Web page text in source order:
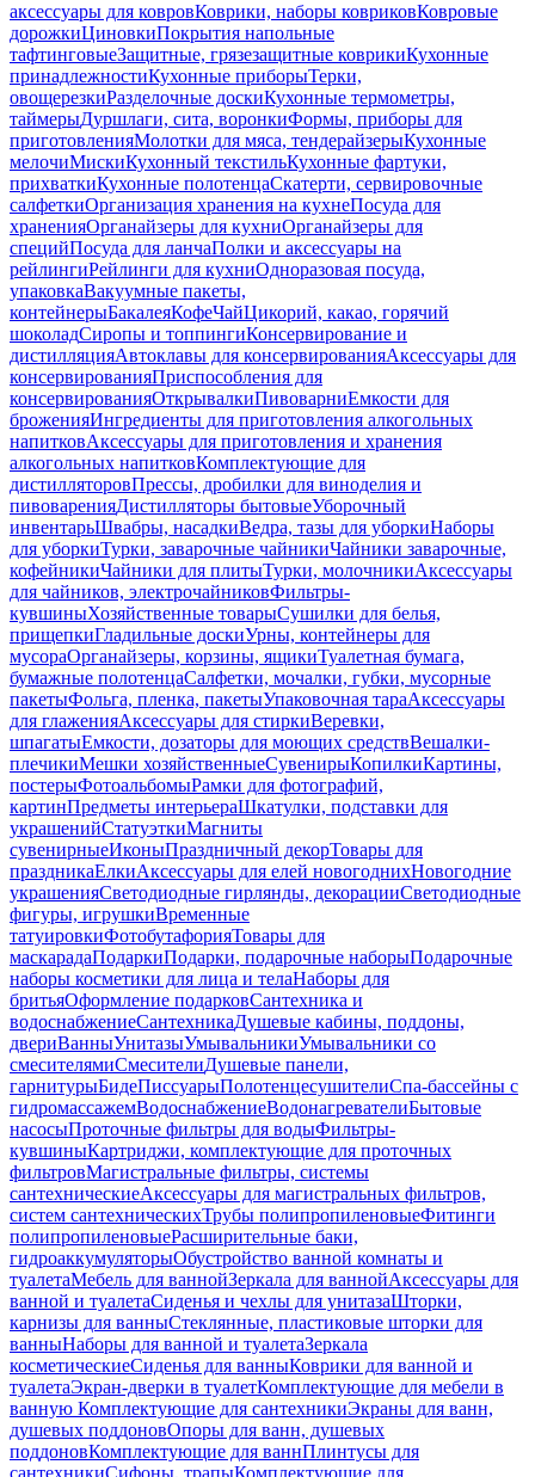
аксессуары для ковровКоврики, наборы ковриковКовровые
дорожкиЦиновкиПокрытия напольные
тафтинговыеЗащитные, грязезащитные коврикиКухонные
принадлежностиКухонные приборыТерки,
овощерезкиРазделочные доскиКухонные термометры,
таймерыДуршлаги, сита, воронкиФормы, приборы для
приготовленияМолотки для мяса, тендерайзерыКухонные
мелочиМискиКухонный текстильКухонные фартуки,
прихваткиКухонные полотенцаСкатерти, сервировочные
салфеткиОрганизация хранения на кухнеПосуда для
храненияОрганайзеры для кухниОрганайзеры для
специйПосуда для ланчаПолки и аксессуары на
рейлингиРейлинги для кухниОдноразовая посуда,
упаковкаВакуумные пакеты,
контейнерыБакалеяКофеЧайЦикорий, какао, горячий
шоколадСиропы и топпингиКонсервирование и
дистилляцияАвтоклавы для консервированияАксессуары для
консервированияПриспособления для
консервированияОткрывалкиПивоварниЕмкости для
броженияИнгредиенты для приготовления алкогольных
напитковАксессуары для приготовления и хранения
алкогольных напитковКомплектующие для
дистилляторовПрессы, дробилки для виноделия и
пивоваренияДистилляторы бытовыеУборочный
инвентарьШвабры, насадкиВедра, тазы для уборкиНаборы
для уборкиТурки, заварочные чайникиЧайники заварочные,
кофейникиЧайники для плитыТурки, молочникиАксессуары
для чайников, электрочайниковФильтры-
кувшиныХозяйственные товарыСушилки для белья,
прищепкиГладильные доскиУрны, контейнеры для
мусораОрганайзеры, корзины, ящикиТуалетная бумага,
бумажные полотенцаСалфетки, мочалки, губки, мусорные
пакетыФольга, пленка, пакетыУпаковочная тараАксессуары
для глаженияАксессуары для стиркиВеревки,
шпагатыЕмкости, дозаторы для моющих средствВешалки-
плечикиМешки хозяйственныеСувенирыКопилкиКартины,
постерыФотоальбомыРамки для фотографий,
картинПредметы интерьераШкатулки, подставки для
украшенийСтатуэткиМагниты
сувенирныеИконыПраздничный декорТовары для
праздникаЕлкиАксессуары для елей новогоднихНовогодние
украшенияСветодиодные гирлянды, декорацииСветодиодные
фигуры, игрушкиВременные
татуировкиФотобутафорияТовары для
маскарадаПодаркиПодарки, подарочные наборыПодарочные
наборы косметики для лица и телаНаборы для
бритьяОформление подарковСантехника и
водоснабжениеСантехникаДушевые кабины, поддоны,
двериВанныУнитазыУмывальникиУмывальники со
смесителямиСмесителиДушевые панели,
гарнитурыБидеПиссуарыПолотенцесушителиСпа-бассейны с
гидромассажемВодоснабжениеВодонагревателиБытовые
насосыПроточные фильтры для водыФильтры-
кувшиныКартриджи, комплектующие для проточных
фильтровМагистральные фильтры, системы
сантехническиеАксессуары для магистральных фильтров,
систем сантехническихТрубы полипропиленовыеФитинги
полипропиленовыеРасширительные баки,
гидроаккумуляторыОбустройство ванной комнаты и
туалетаМебель для ваннойЗеркала для ваннойАксессуары для
ванной и туалетаСиденья и чехлы для унитазаШторки,
карнизы для ванныСтеклянные, пластиковые шторки для
ванныНаборы для ванной и туалетаЗеркала
косметическиеСиденья для ванныКоврики для ванной и
туалетаЭкран-дверки в туалетКомплектующие для мебели в
ванную Комплектующие для сантехникиЭкраны для ванн,
душевых поддоновОпоры для ванн, душевых
поддоновКомплектующие для ваннПлинтусы для
сантехникиСифоны, трапыКомплектующие для